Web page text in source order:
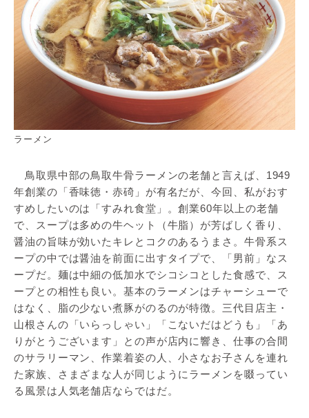
ラーメン
鳥取県中部の鳥取牛骨ラーメンの老舗と言えば、1949
年創業の「香味徳・赤碕」が有名だが、今回、私がおす
すめしたいのは「すみれ食堂」。創業60年以上の老舗
で、スープは多めの牛ヘット（牛脂）が芳ばしく香り、
醤油の旨味が効いたキレとコクのあるうまさ。牛骨系ス
ープの中では醤油を前面に出すタイプで、「男前」なス
ープだ。麺は中細の低加水でシコシコとした食感で、ス
ープとの相性も良い。基本のラーメンはチャーシューで
はなく、脂の少ない煮豚がのるのが特徴。三代目店主・
山根さんの「いらっしゃい」「こないだはどうも」「あ
りがとうございます」との声が店内に響き、仕事の合間
のサラリーマン、作業着姿の人、小さなお子さんを連れ
た家族、さまざまな人が同じようにラーメンを啜ってい
る風景は人気老舗店ならではだ。